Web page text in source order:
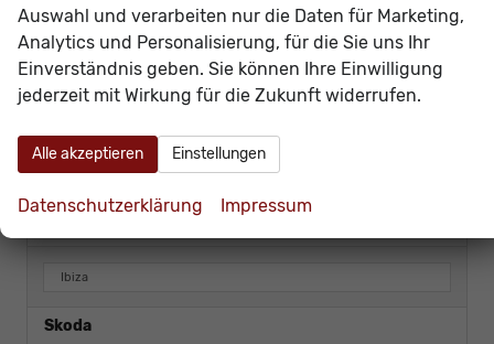
Cupra
Hyundai
Mercedes-Benz
Ibiza
Skoda
Auswahl und verarbeiten nur die Daten für Marketing,
Analytics und Personalisierung, für die Sie uns Ihr
Einverständnis geben. Sie können Ihre Einwilligung
jederzeit mit Wirkung für die Zukunft widerrufen.
Alle akzeptieren Einstellungen
Datenschutzerklärung Impressum